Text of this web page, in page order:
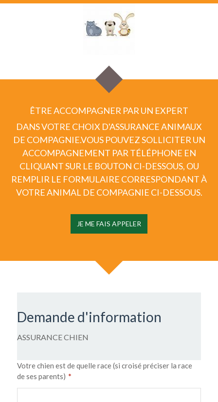
ÊTRE ACCOMPAGNER PAR UN EXPERT
DANS VOTRE CHOIX D'ASSURANCE ANIMAUX
DE COMPAGNIE.VOUS POUVEZ SOLLICITER UN
ACCOMPAGNEMENT PAR TÉLÉPHONE EN
CLIQUANT SUR LE BOUTON CI-DESSOUS, OU
REMPLIR LE FORMULAIRE CORRESPONDANT À
VOTRE ANIMAL DE COMPAGNIE CI-DESSOUS.
JE ME FAIS APPELER
Demande d'information
ASSURANCE CHIEN
Votre chien est de quelle race (si croisé préciser la race
de ses parents) *